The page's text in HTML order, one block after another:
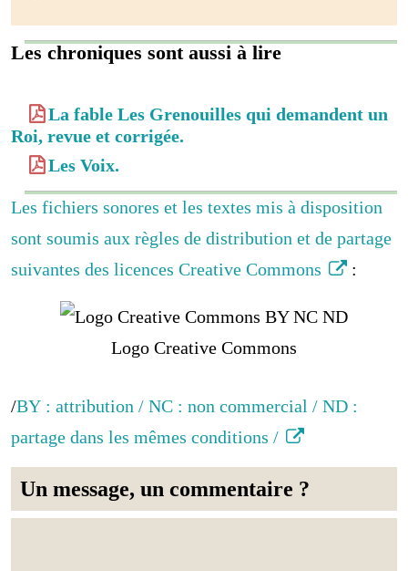
Les chroniques sont aussi à lire
La fable Les Grenouilles qui demandent un
Roi, revue et corrigée.
Les Voix.
Les fichiers sonores et les textes mis à disposition
sont soumis aux règles de distribution et de partage
suivantes des licences Creative Commons
:
Logo Creative Commons
/BY : attribution / NC : non commercial / ND :
partage dans les mêmes conditions /
Un message, un commentaire ?